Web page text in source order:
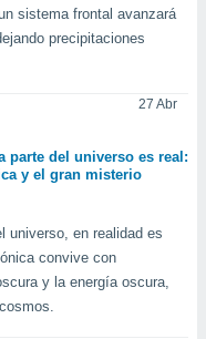
sistema frontal avanzará
precipitaciones
27 Abr
parte del universo es real:
y el gran misterio
universo, en realidad es
convive con
y la energía oscura,